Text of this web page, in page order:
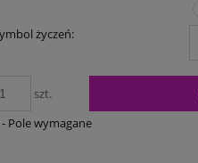
życzeń:
szt.
- Pole wymagane